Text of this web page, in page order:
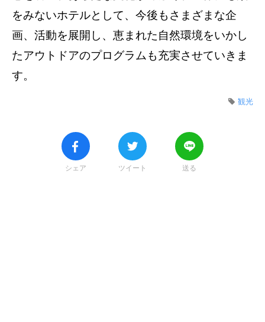
をみないホテルとして、今後もさまざまな企
画、活動を展開し、恵まれた自然環境をいかし
たアウトドアのプログラムも充実させていきま
す。
観光
シェア ツイート 送る